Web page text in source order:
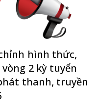
hình thức,
2 kỳ tuyển
thanh, truyền